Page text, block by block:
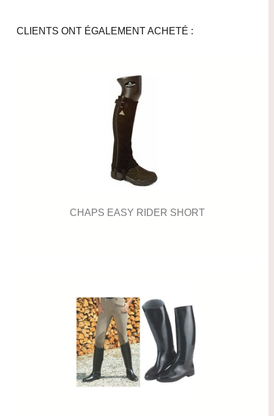
CLIENTS ONT ÉGALEMENT ACHETÉ :
CHAPS EASY RIDER SHORT